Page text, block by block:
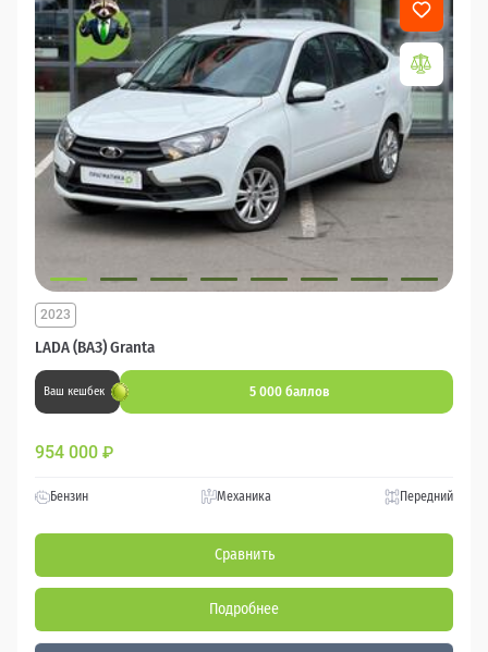
LADA (ВАЗ) Granta
2023
Ваш кешбек 5 000 баллов
954 000 ₽
Бензин Механика Передний
Сравнить
Подробнее